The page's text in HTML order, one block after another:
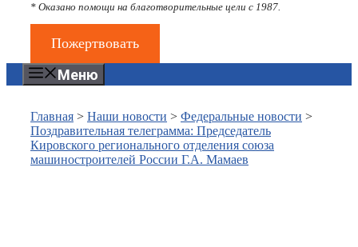
* Оказано помощи на благотворительные цели с 1987.
Пожертвовать
Меню
Главная > Наши новости > Федеральные новости >
Поздравительная телеграмма: Председатель
Кировского регионального отделения союза
машиностроителей России Г.А. Мамаев